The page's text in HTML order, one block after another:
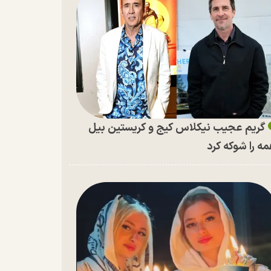
گریم عجیب نیکلاس کیج و کریستین بیل
را شوکه کرد